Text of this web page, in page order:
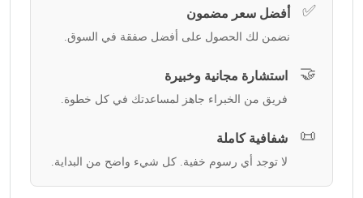
✅ أفضل سعر مضمون
نضمن لك الحصول على أفضل صفقة في السوق.
🤝 استشارة مجانية وخبيرة
فريق من الخبراء جاهز لمساعدتك في كل خطوة.
📜 شفافية كاملة
لا توجد أي رسوم خفية. كل شيء واضح من البداية.